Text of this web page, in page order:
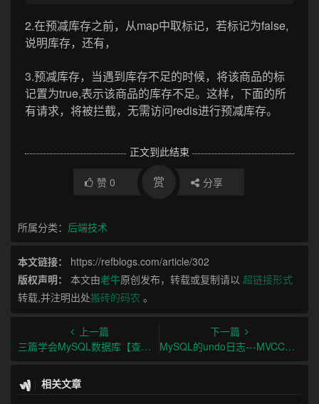
2.在预减库存之前，从map中取标记，若标记为false,
说明库存，还有，
3.预减库存，当遇到库存不足的时候，将该商品的标
记置为true,表示该商品的库存不足。这样，下面的所
有请求，将被拦截，无需访问redis进行预减库存。
正文到此结束
赞 0 赏 分享
所属分类： 后端技术
本文链接：
https://refblogs.com/article/302
版权声明：
本文由老牛原创发布，转载或复制请以 超链接形式
转载,并注明出处搬砖的码农 。
上一篇
三篇学会MySQL数据库【查询详解】
下一篇
MySQL的undo日志---MVCC前置知识
相关文章